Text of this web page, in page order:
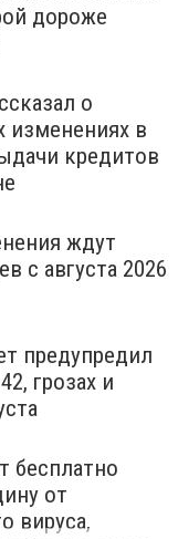
дороже
о
в
кредитов
ждут
с августа 2026
предупредил
грозах и
бесплатно
от
вируса,